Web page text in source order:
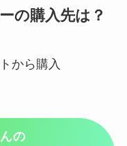
の購入先は？
から購入
の